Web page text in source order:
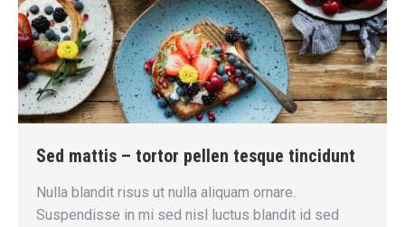
Sed mattis – tortor pellen tesque tincidunt
Nulla blandit risus ut nulla aliquam ornare.
Suspendisse in mi sed nisl luctus blandit id sed